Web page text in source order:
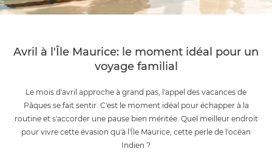
Avril à l'Île Maurice: le moment idéal pour un
voyage familial
Le mois d'avril approche à grand pas, l'appel des vacances de
Pâques se fait sentir. C'est le moment idéal pour échapper à la
routine et s'accorder une pause bien méritée. Quel meilleur endroit
pour vivre cette évasion qu'à l'Île Maurice, cette perle de l'océan
Indien ?